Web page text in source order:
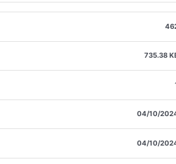
735.38
04/10/
04/10/